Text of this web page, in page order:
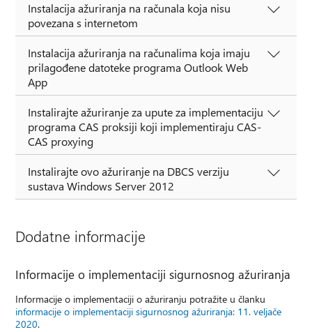
Instalacija ažuriranja na računala koja nisu
povezana s internetom
Instalacija ažuriranja na računalima koja imaju
prilagođene datoteke programa Outlook Web
App
Instalirajte ažuriranje za upute za implementaciju
programa CAS proksiji koji implementiraju CAS-
CAS proxying
Instalirajte ovo ažuriranje na DBCS verziju
sustava Windows Server 2012
Dodatne informacije
Informacije o implementaciji sigurnosnog ažuriranja
Informacije o implementaciji o ažuriranju potražite u članku
informacije o implementaciji sigurnosnog ažuriranja: 11. veljače
2020.